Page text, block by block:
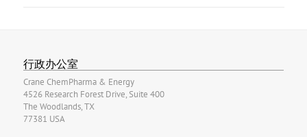
行政办公室
Crane ChemPharma & Energy
4526 Research Forest Drive, Suite 400
The Woodlands, TX
77381 USA